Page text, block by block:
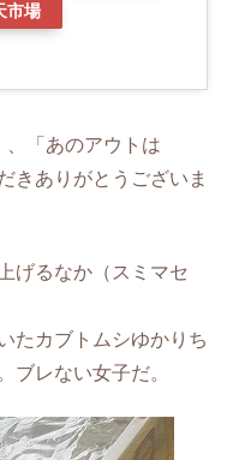
市場
、「あのアウトは
きありがとうございま
げるなか（スミマセ
たカブトムシゆかりち
ブレない女子だ。